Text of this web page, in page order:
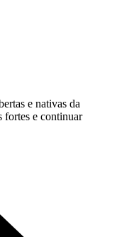
e nativas da
fortes e continuar